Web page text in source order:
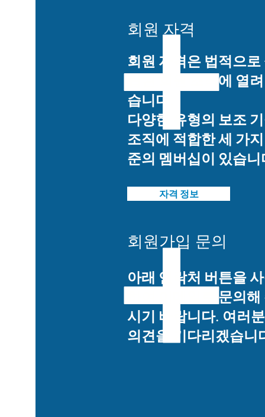
회원 자격
회원 자격은 법적으로
립된 회원 조직에 열
습니다.
다양한 유형의 보조
조직에 적합한 세 가
준의 멤버십이 있습니
자격 정보
회원가입 문의
아래 연락처 버튼을
하여 이메일로 문의해
시기 바랍니다. 여러
의견을 기다리겠습니